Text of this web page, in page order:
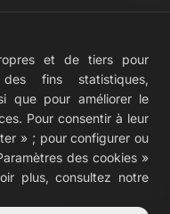
et de tiers pour
fins statistiques,
que pour améliorer le
Pour consentir à leur
» ; pour configurer ou
des cookies »
plus, consultez notre